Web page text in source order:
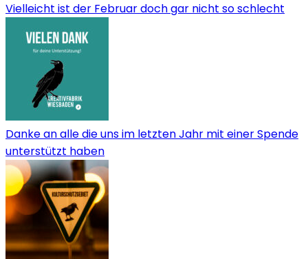
Vielleicht ist der Februar doch gar nicht so schlecht
Danke an alle die uns im letzten Jahr mit einer Spende
unterstützt haben